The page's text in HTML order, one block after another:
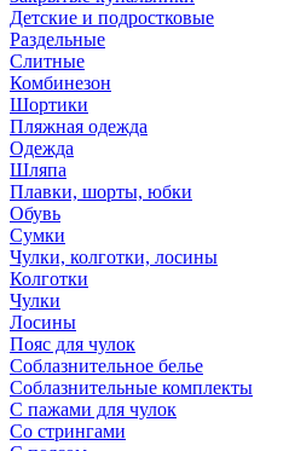
Детские и подростковые
Раздельные
Слитные
Комбинезон
Шортики
Пляжная одежда
Одежда
Шляпа
Плавки, шорты, юбки
Обувь
Сумки
Чулки, колготки, лосины
Колготки
Чулки
Лосины
Пояс для чулок
Соблазнительное белье
Соблазнительные комплекты
С пажами для чулок
Со стрингами